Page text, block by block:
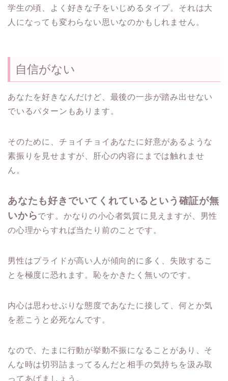
学生の頃、よく好きな子をいじめるタイプ。それは大
人になっても変わらない思いなのかもしれません。
自信がない
あなたを好きなんだけど、 最後の一歩が踏み出せない
でいるパターンもあります。
そのために、 チョイチョイあなたに好意があるような
素振りを見せますが、 肝心の内容にまでは触れませ
ん。
あなたも好きでいてくれているという確証が無
いからです。かなりの小心者気質に見えますが、 男性
の心理からすれば当たり前のことです。
男性はプライドが高い人が傾向的に多く、 失敗するこ
とを極度に恐れます。恥をかきたく無いのです。
内心は思わせぶりな態度であなたに接して、 何とか気
を惹こうと必死なんです。
なので、たまに行動が挙動不振になることがあり、 そ
んな時は切羽詰まってるんだと相手の気持ちを汲み取
ってあげま しょう。